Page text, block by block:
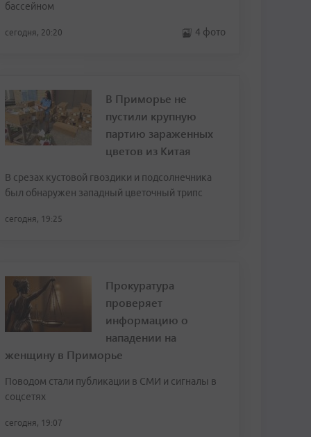
бассейном
сегодня, 20:20 4 фото
В Приморье не
пустили крупную
партию зараженных
цветов из Китая
В срезах кустовой гвоздики и подсолнечника
был обнаружен западный цветочный трипс
сегодня, 19:25
Прокуратура
проверяет
информацию о
нападении на
женщину в Приморье
Поводом стали публикации в СМИ и сигналы в
соцсетях
сегодня, 19:07